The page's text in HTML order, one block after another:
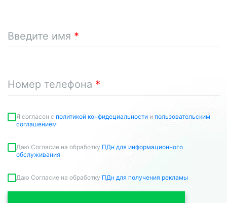
Введите имя
Номер телефона
Я согласен c политикой конфидециальности и пользовательским
соглашением
Даю Согласие на обработку ПДн для информационного
обслуживания
Даю Согласие на обработку ПДн для получения рекламы